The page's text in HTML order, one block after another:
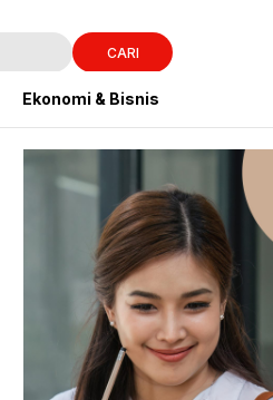
CARI
Ekonomi & Bisnis